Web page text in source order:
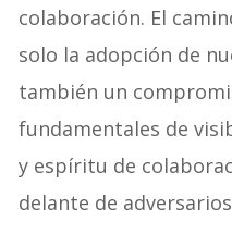
colaboración. El
solo la adopción de
también un
fundamentales de
y espíritu de
delante de